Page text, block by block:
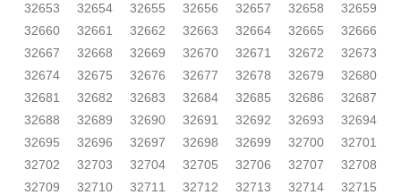
32653
32654 32655 32656 32657 32658
32659
32660
32661 32662 32663 32664 32665
32666
32667
32668 32669 32670 32671 32672
32673
32674
32675 32676 32677 32678 32679
32680
32681
32682 32683 32684 32685 32686
32687
32688
32689 32690 32691 32692 32693
32694
32695
32696 32697 32698 32699 32700
32701
32702
32703 32704 32705 32706 32707
32708
32709
32710 32711 32712 32713 32714
32715